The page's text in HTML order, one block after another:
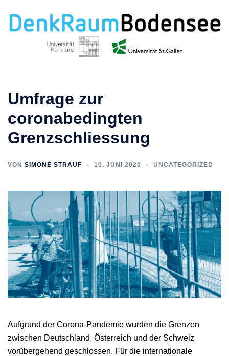
Inhalt
springen
Umfrage zur
coronabedingten
Grenzschliessung
VON SIMONE STRAUF 10. JUNI 2020 UNCATEGORIZED
Aufgrund der Corona-Pandemie wurden die Grenzen
zwischen Deutschland, Österreich und der Schweiz
vorübergehend geschlossen. Für die internationale